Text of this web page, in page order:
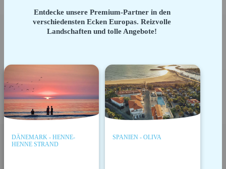
Entdecke unsere Premium-Partner in den
verschiedensten Ecken Europas. Reizvolle
Landschaften und tolle Angebote!
DÄNEMARK - HENNE-
HENNE STRAND
SPANIEN - OLIVA